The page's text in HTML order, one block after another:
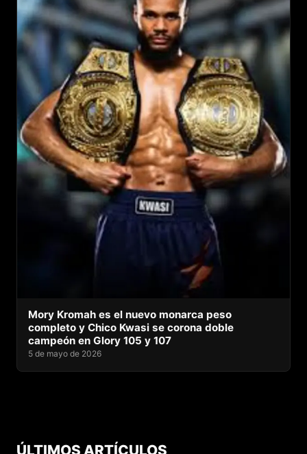
Mory Kromah es el nuevo monarca peso
completo y Chico Kwasi se corona doble
campeón en Glory 105 y 107
5 de mayo de 2026
ÚLTIMOS ARTÍCULOS